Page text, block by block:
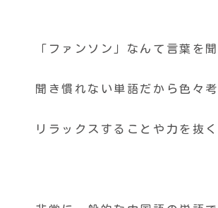
「ファンソン」なんて言葉を聞
聞き慣れない単語だから色々
リラックスすることや力を抜